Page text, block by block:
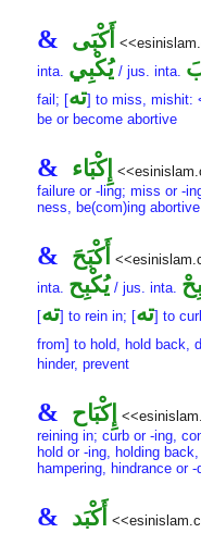
& أَكْبَى
inta. يُكْبِي / jus. inta.
fail; [ته] to miss, mishit:
be or become abortive
& إِكْبَاء
failure or -ling; miss or -
ness, be(com)ing
& أَكْبَحَ
inta. يُكْبِح / jus. inta.
[ته] to rein in; [ته] to
from] to hold, hold back,
hinder, prevent
& إِكْبَاح
reining in; curb or -ing,
hold or -ing, holding
hampering, hindrance or
& أَكْبَد